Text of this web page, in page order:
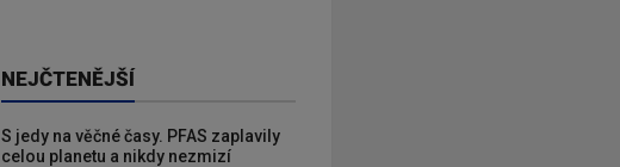
NEJČTENĚJŠÍ
S jedy na věčné časy. PFAS zaplavily
celou planetu a nikdy nezmizí